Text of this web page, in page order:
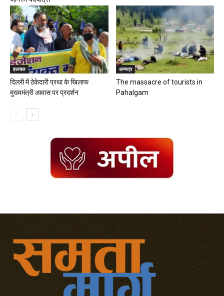
हलचल
दिल्ली में ठेकेदारी प्रथा के खिलाफ
मुख्यमंत्री आवास पर प्रदर्शन
अन्यत्र
The massacre of tourists in
Pahalgam